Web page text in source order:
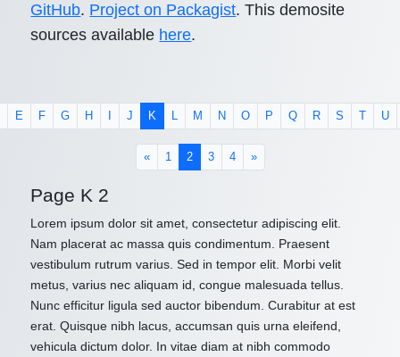
GitHub. Project on Packagist. This demosite
sources available here.
E F G H J K L M N O P Q R S U
« 1 2(current)
3 4 »
Page K 2
Lorem ipsum dolor sit amet, consectetur adipiscing elit.
Nam placerat ac massa quis condimentum. Praesent
vestibulum rutrum varius. Sed in tempor elit. Morbi velit
metus, varius nec aliquam id, congue malesuada tellus.
Nunc efficitur ligula sed auctor bibendum. Curabitur at est
erat. Quisque nibh lacus, accumsan quis urna eleifend,
vehicula dictum dolor. In vitae diam at nibh commodo